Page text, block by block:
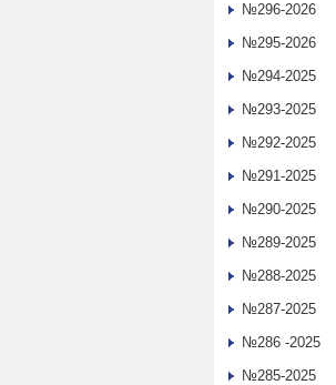
№296-2026
№295-2026
№294-2025
№293-2025
№292-2025
№291-2025
№290-2025
№289-2025
№288-2025
№287-2025
№286 -2025
№285-2025